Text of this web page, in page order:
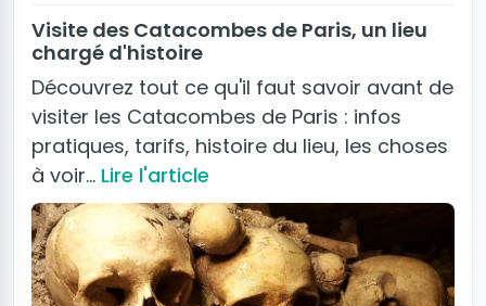
Visite des Catacombes de Paris, un lieu
chargé d'histoire
Découvrez tout ce qu'il faut savoir avant de
visiter les Catacombes de Paris : infos
pratiques, tarifs, histoire du lieu, les choses
à voir… Lire l'article